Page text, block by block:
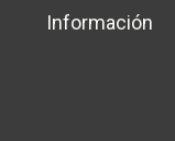
Información